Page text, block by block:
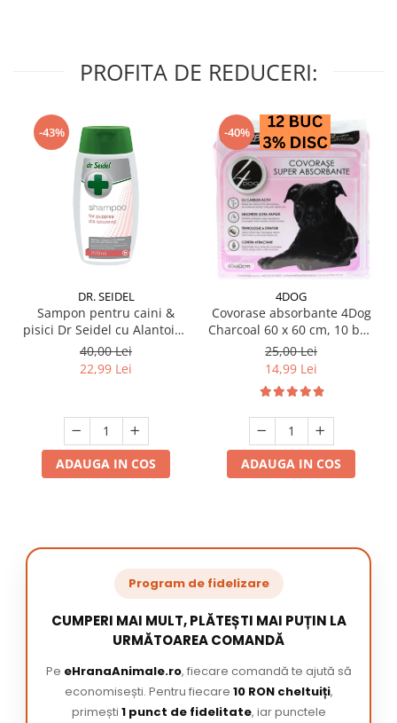
PROFITA DE REDUCERI:
-43%
DR. SEIDEL
Sampon pentru caini &
pisici Dr Seidel cu Alantoina
220 ml
40,00 Lei
22,99 Lei
ADAUGA IN COS
-40%
4DOG
Covorase absorbante 4Dog
Charcoal 60 x 60 cm, 10 buc
/ pachet
25,00 Lei
14,99 Lei
ADAUGA IN COS
Program de fidelizare
CUMPERI MAI MULT, PLĂTEȘTI MAI PUȚIN LA
URMĂTOAREA COMANDĂ
Pe eHranaAnimale.ro, fiecare comandă te ajută să
economisești. Pentru fiecare 10 RON cheltuiți,
primești 1 punct de fidelitate, iar punctele